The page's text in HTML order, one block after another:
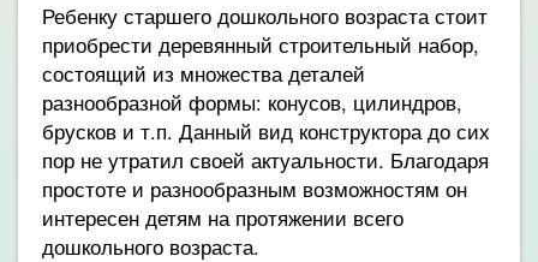
Ребенку старшего дошкольного возраста стоит
приобрести деревянный строительный набор,
состоящий из множества деталей
разнообразной формы: конусов, цилиндров,
брусков и т.п. Данный вид конструктора до сих
пор не утратил своей актуальности. Благодаря
простоте и разнообразным возможностям он
интересен детям на протяжении всего
дошкольного возраста.